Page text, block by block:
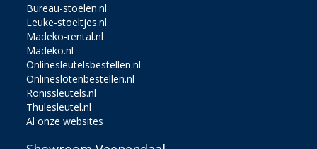
Bureau-stoelen.nl
Leuke-stoeltjes.nl
Madeko-rental.nl
Madeko.nl
Onlinesleutelsbestellen.nl
Onlineslotenbestellen.nl
Ronissleutels.nl
Thulesleutel.nl
Al onze websites